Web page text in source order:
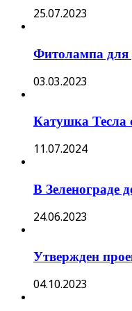
25.07.2023
Фитолампа для
03.03.2023
Катушка Тесла
11.07.2024
В Зеленограде
24.06.2023
Утвержден
04.10.2023